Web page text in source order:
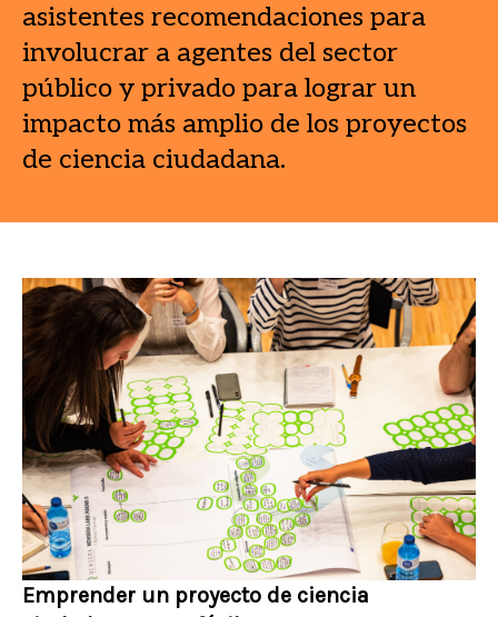
asistentes recomendaciones para
involucrar a agentes del sector
público y privado para lograr un
impacto más amplio de los proyectos
de ciencia ciudadana.
Emprender un proyecto de ciencia